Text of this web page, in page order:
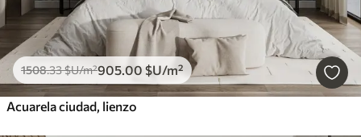
1508.33$U/m²905.00 $U/m²
Acuarela ciudad, lienzo